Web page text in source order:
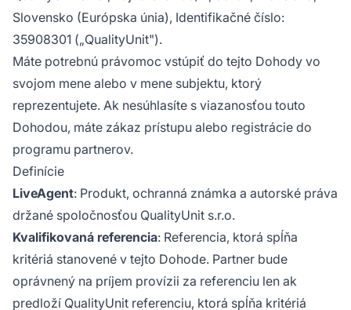
Slovensko (Európska únia), Identifikačné číslo:
35908301 („QualityUnit").
Máte potrebnú právomoc vstúpiť do tejto Dohody vo
svojom mene alebo v mene subjektu, ktorý
reprezentujete. Ak nesúhlasíte s viazanosťou touto
Dohodou, máte zákaz prístupu alebo registrácie do
programu partnerov.
Definície
LiveAgent: Produkt, ochranná známka a autorské práva
držané spoločnosťou QualityUnit s.r.o.
Kvalifikovaná referencia: Referencia, ktorá spĺňa
kritériá stanovené v tejto Dohode. Partner bude
oprávnený na príjem provízii za referenciu len ak
predloží QualityUnit referenciu, ktorá spĺňa kritériá